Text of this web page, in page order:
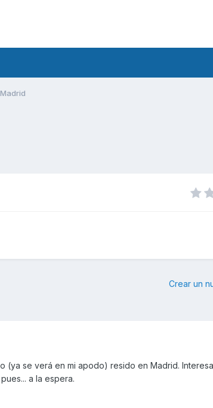
Crear un
(ya se verá en mi apodo) resido en Madrid.
a la espera.